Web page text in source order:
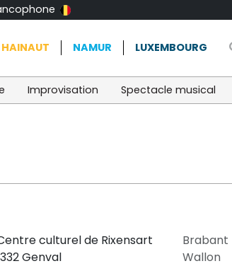
HAINAUT NAMUR LUXEMBOURG
Improvisation Spectacle musical
culturel de Rixensart
Genval
Brabant
Wallon